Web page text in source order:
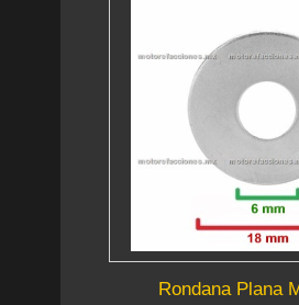
Rondana Plana